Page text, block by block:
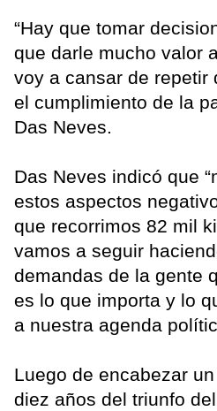
“Hay que tomar
que darle mucho valor
voy a cansar de repetir
el cumplimiento de la
Das Neves.
Das Neves indicó que
estos aspectos
que recorrimos 82 mil
vamos a seguir
demandas de la gente
es lo que importa y lo
a nuestra agenda
Luego de encabezar
diez años del triunfo